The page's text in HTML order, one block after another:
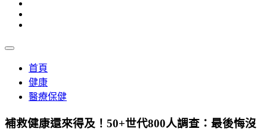
首頁
健康
醫療保健
補救健康還來得及！50+世代800人調查：最後悔沒